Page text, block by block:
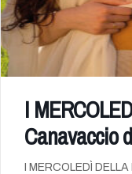
I
Canavaccio
I MERCOLEDÌ